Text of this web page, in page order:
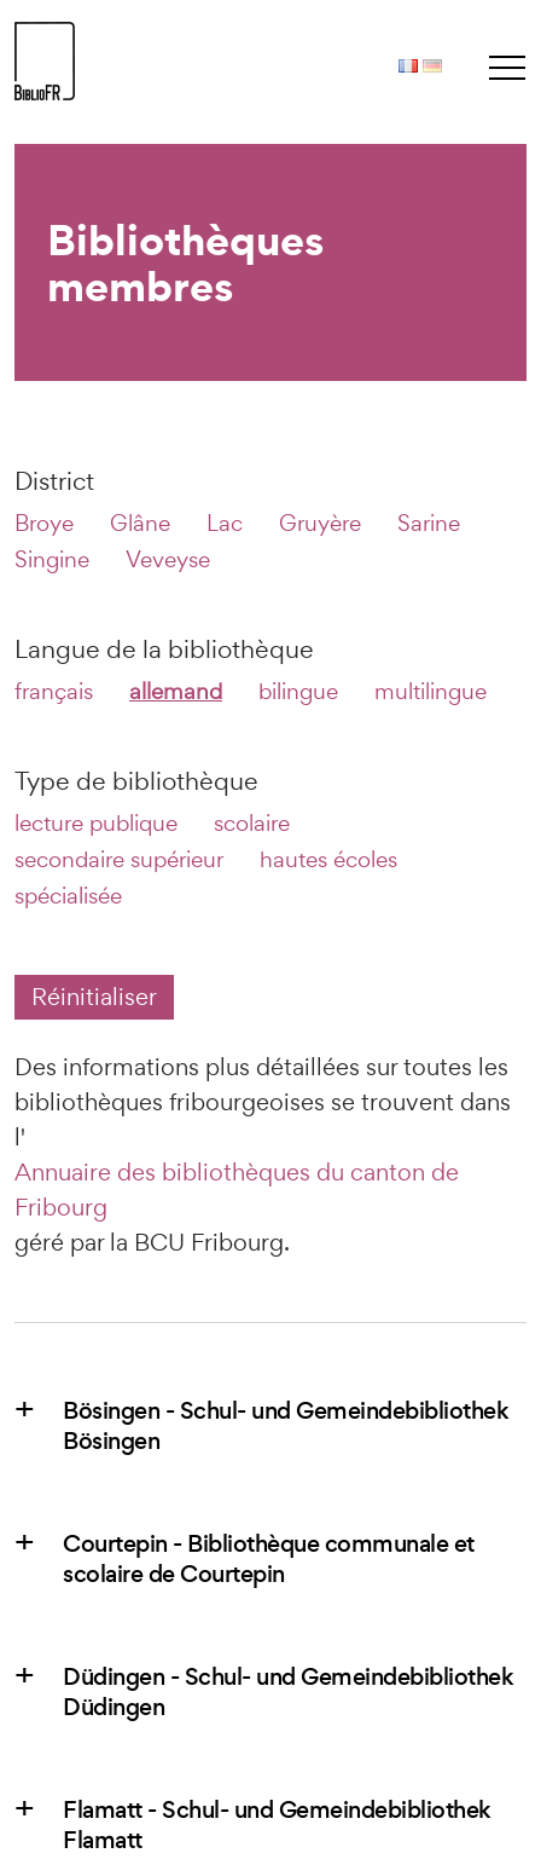
Bibliothèques
membres
District
Broye Glâne Lac Gruyère
Sarine
Singine
Veveyse
Langue de la bibliothèque
français allemand bilingue multilingue
Type de bibliothèque
lecture publique
scolaire
secondaire supérieur
hautes écoles
spécialisée
Réinitialiser
Des informations plus détaillées sur toutes les
bibliothèques fribourgeoises se trouvent dans
l'
Annuaire des bibliothèques du canton de
Fribourg
géré par la BCU Fribourg.
Bösingen - Schul- und Gemeindebibliothek
Bösingen
Courtepin - Bibliothèque communale et
scolaire de Courtepin
Düdingen - Schul- und Gemeindebibliothek
Düdingen
Flamatt - Schul- und Gemeindebibliothek
Flamatt